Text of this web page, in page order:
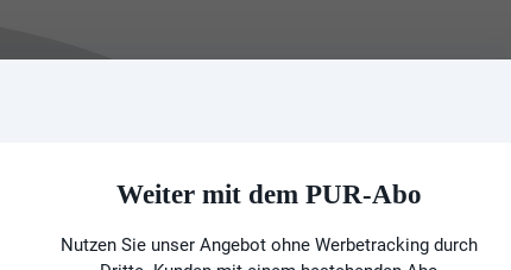
Weiter mit dem PUR-Abo
Nutzen Sie unser Angebot ohne Werbetracking durch